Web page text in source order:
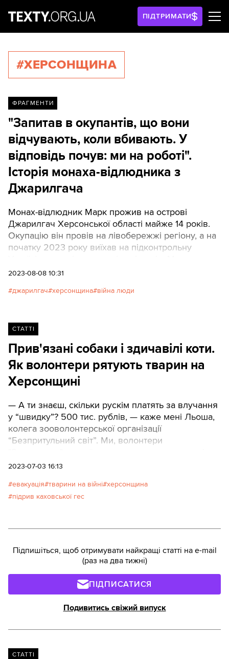
ПІДТРИМАТИ
#ХЕРСОНЩИНА
ФРАГМЕНТИ
"Запитав в окупантів, що вони
відчувають, коли вбивають. У
відповідь почув: ми на роботі".
Історія монаха-відлюдника з
Джарилгача
Монах-відлюдник Марк прожив на острові
Джарилгач Херсонської області майже 14 років.
Окупацію він провів на лівобережжі регіону, а на
початку 2023 року виїхав на підконтрольну
Суспільне.
2023-08-08 10:31
джарилгач херсонщина війна люди
СТАТТІ
Прив'язані собаки і здичавілі коти.
Як волонтери рятують тварин на
Херсонщині
— А ти знаєш, скільки рускім платять за влучання
у “швидку”? 500 тис. рублів, — каже мені Льоша,
колега зооволонтерської організації
“Безпритульний світ”. Ми, волонтери
швидкої допомоги, переробленій на евакомобіль
лівий берег Херсонщини, окупований ворожими
військами.Ми їдемо в селище Кізомис — годувати
2023-07-03 16:13
евакуація тварини на війні херсонщина
підрив каховської гес
Підпишіться, щоб отримувати найкращі статті на e-mail
(раз на два тижні)
ПІДПИСАТИСЯ
Подивитись свіжий випуск
СТАТТІ